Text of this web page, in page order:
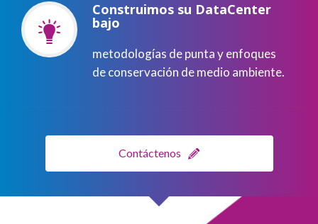
Construimos su DataCenter
bajo
metodologías de punta y enfoques
de conservación de medio ambiente.
Contáctenos